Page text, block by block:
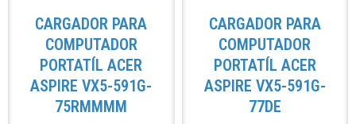
CARGADOR PARA
COMPUTADOR
PORTATÍL ACER
ASPIRE VX5-591G-
75RMMMM
CARGADOR PARA
COMPUTADOR
PORTATÍL ACER
ASPIRE VX5-591G-
77DE